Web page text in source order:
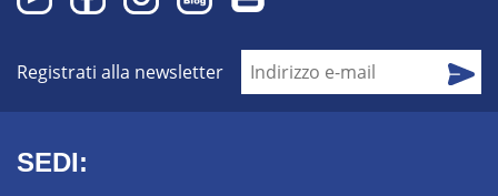
Registrati alla newsletter
SEDI: